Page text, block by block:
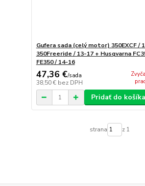
Gufera sada (celý motor) 350EXCF /
350Freeride / 13-17 + Husqvarna
FE350 / 14-16
47,36 €/sada
38,50 € bez DPH
Pridať do košíka
strana z 1